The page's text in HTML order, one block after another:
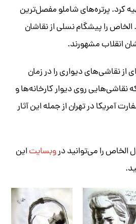
کرد. پرتره‌های شاملو مفصل‌ترین
را پیشگام نسلی از نقاشان
انقلاب مشهورند.
نقاشی‌های دیواری را در زمان
۵۷ کشید که نقاشی‌هایی روی دیوار کارخانه‌ها و
آمریکا در تهران از جمله این آثار
الخاص را می‌توانید دروبسایتاین